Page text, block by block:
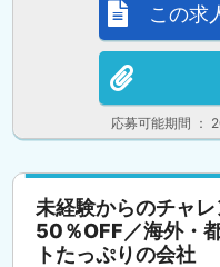
応募可能期間 ：
この求
未経験からのチャ
50％OFF／海外・
トたっぷりの会社